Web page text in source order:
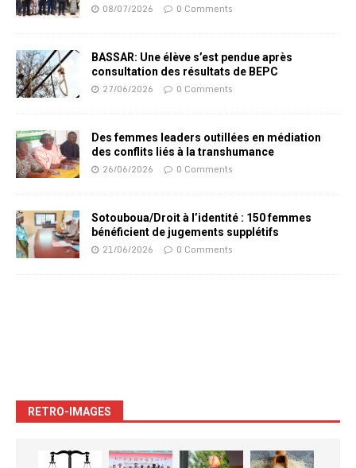
08/07/2026 0 Comments
BASSAR: Une élève s’est pendue après
consultation des résultats de BEPC
27/06/2026 0 Comments
Des femmes leaders outillées en médiation
des conflits liés à la transhumance
26/06/2026 0 Comments
Sotouboua/Droit à l’identité : 150 femmes
bénéficient de jugements supplétifs
21/06/2026 0 Comments
RETRO-IMAGES